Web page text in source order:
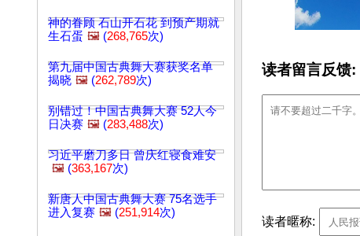
神的眷顾 石山开石花 到预产期就
生石蛋 🖼️ (268,765次)
第九届中国古典舞大赛获奖名单
揭晓 🖼️ (262,789次)
别错过！中国古典舞大赛 52人今
日决赛 🖼️ (283,488次)
习近平磨刀多日 曾庆红寝食难安
🖼️ (363,167次)
新唐人中国古典舞大赛 75名选手
进入复赛 🖼️ (251,914次)
读者留言反馈:
读者暱称: